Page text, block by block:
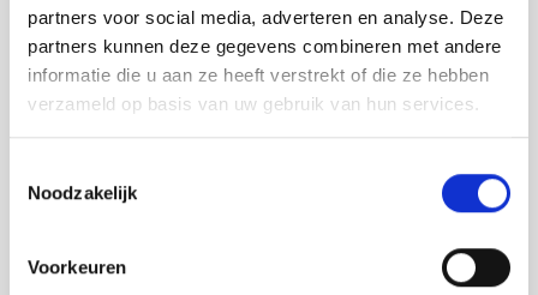
partners voor social media, adverteren en analyse. Deze
partners kunnen deze gegevens combineren met andere
informatie die u aan ze heeft verstrekt of die ze hebben
verzameld op basis van uw gebruik van hun services.
Noodzakelijk
Voorkeuren
Tijdelijke afzettingen
Safety road barriers
Bebording
Spiegels
Varkensruggen
SALE